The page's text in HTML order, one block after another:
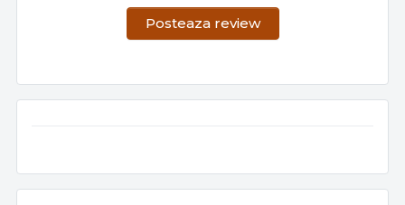
Posteaza review